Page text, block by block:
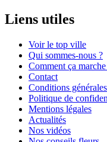
Liens utiles
Voir le top ville
Qui sommes-nous ?
Comment ça
Contact
Conditions
Politique de
Mentions légales
Actualités
Nos vidéos